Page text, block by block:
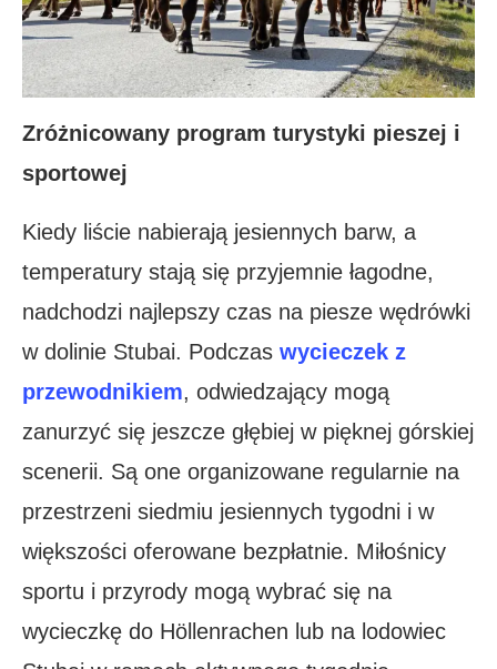
Zróżnicowany program turystyki pieszej i
sportowej
Kiedy liście nabierają jesiennych barw, a
temperatury stają się przyjemnie łagodne,
nadchodzi najlepszy czas na piesze wędrówki
w dolinie Stubai. Podczas wycieczek z
przewodnikiem, odwiedzający mogą
zanurzyć się jeszcze głębiej w pięknej górskiej
scenerii. Są one organizowane regularnie na
przestrzeni siedmiu jesiennych tygodni i w
większości oferowane bezpłatnie. Miłośnicy
sportu i przyrody mogą wybrać się na
wycieczkę do Höllenrachen lub na lodowiec